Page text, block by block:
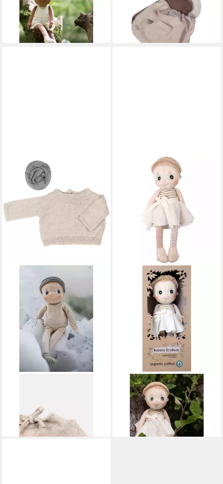
34,55 € UVP45,90 €
-25%
in 2-3 Werktagen bei dir
24,15 €
in 2-3 Werktagen bei dir
23,05 €
in 2-3 Werktagen bei dir
RUBENS BARN
Stoffpuppe Hazel Mädchen
34,55 € UVP45,90 €
-25%
in 2-3 Werktagen bei dir